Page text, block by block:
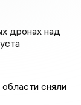
дронах над
сняли